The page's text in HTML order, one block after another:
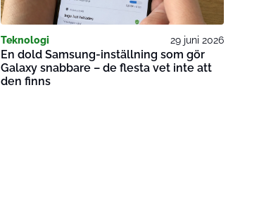
Teknologi 29 juni 2026
En dold Samsung-inställning som gör
Galaxy snabbare – de flesta vet inte att
den finns